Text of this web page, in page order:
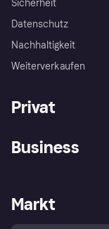
Sicherheit
Datenschutz
Nachhaltigkeit
Weiterverkaufen
Privat
Klarna App
Shops entdecken
Business
Händlerportal
Markt